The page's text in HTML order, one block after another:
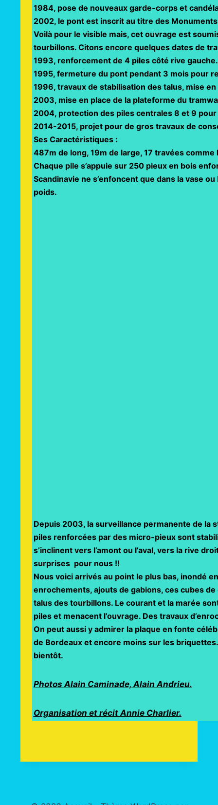
1984, pose de nouveaux garde-corps et
2002, le pont est inscrit au titre des
Voilà pour le visible mais, cet ouvrage est
tourbillons. Citons encore quelques dates de
1993, renforcement de 4 piles côté rive gauche.
1995, fermeture du pont pendant 3 mois pour
1996, travaux de stabilisation des talus, mise en
2003, mise en place de la plateforme du
2004, protection des piles centrales 8 et 9 pour
2014-2015, projet pour de gros travaux de
Ses Caractéristiques:
487m de long, 19m de large, 17 travées
Chaque pile s’appuie sur 250 pieux en bois
Scandinavie ne s’enfoncent que dans la vase
poids.
Depuis 2003, la surveillance permanente de
piles renforcées par des micro-pieux sont
s’inclinent vers l’amont ou l’aval, vers la rive
surprises pour nous !!
Nous voici arrivés au point le plus bas, inondé
enrochements, ajouts de gabions, ces cubes
talus des tourbillons. Le courant et la marée
piles et menacent l’ouvrage. Des travaux
On peut aussi y admirer la plaque en fonte
de Bordeaux et encore moins sur les
bientôt.
Photos Alain Caminade, Alain Andrieu.
Organisation et récit Annie Charlier.